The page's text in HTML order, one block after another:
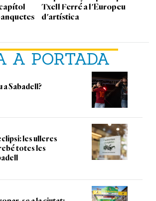
A PORTADA
a Sabadell?
les ulleres
totes les
Txell Ferré a l'Europeu
d'artística